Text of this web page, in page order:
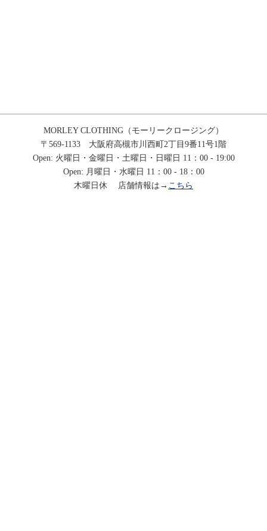
MORLEY CLOTHING（モーリークロージング）
〒569-1133 大阪府高槻市川西町2丁目9番11号1階
Open: 火曜日・金曜日・土曜日・日曜日 11：00 - 19:00
Open: 月曜日・水曜日 11：00 - 18：00
木曜日休 店舗情報は→ こちら